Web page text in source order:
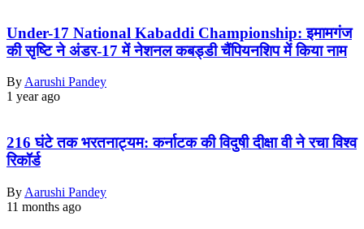
Under-17 National Kabaddi Championship: इमामगंज
की सृष्टि ने अंडर-17 में नेशनल कबड्डी चैंपियनशिप में किया नाम
ByAarushi Pandey
1 year ago
216 घंटे तक भरतनाट्यम: कर्नाटक की विदुषी दीक्षा वी ने रचा विश्व
रिकॉर्ड
By Aarushi Pandey
11 months ago